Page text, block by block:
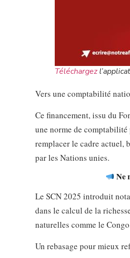
Téléchargez
Vers une comptabilité
Ce financement, issu du
une norme de
remplacer le cadre actuel,
par les Nations unies.
Ne
Le SCN 2025 introduit
dans le calcul de la
naturelles comme le
Un rebasage pour mieux